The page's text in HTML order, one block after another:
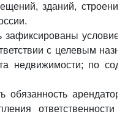
зданий,
условие
с целевым
недвижимости; по
обязанность